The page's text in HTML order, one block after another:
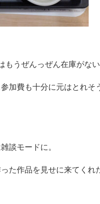
もうぜんっぜん在庫がない
加費も十分に元はとれ
談モードに。
た作品を見せに来てく